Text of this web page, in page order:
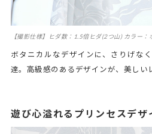
【撮影仕様】ヒダ数：1.5倍ヒダ(2つ山) カラー：
ボタニカルなデザインに、さりげな
達。高級感のあるデザインが、美しい
遊び心溢れるプリンセスデザ